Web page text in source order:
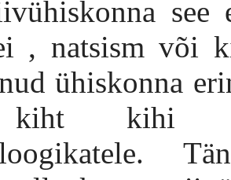
see
, natsism või
ühiskonna
kihi